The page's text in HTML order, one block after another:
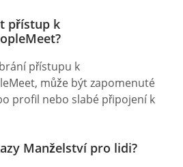
přístup k
přístupu k
může být zapomenuté
profil nebo slabé připojení k
Manželství pro lidi?